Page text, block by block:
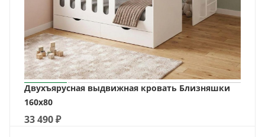
Двухъярусная выдвижная кровать Близняшки
160х80
33 490₽